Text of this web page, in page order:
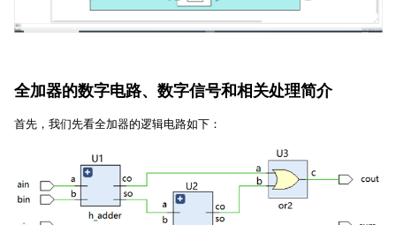
全加器的数字电路、数字信号和相关处理简介
首先，我们先看全加器的逻辑电路如下：